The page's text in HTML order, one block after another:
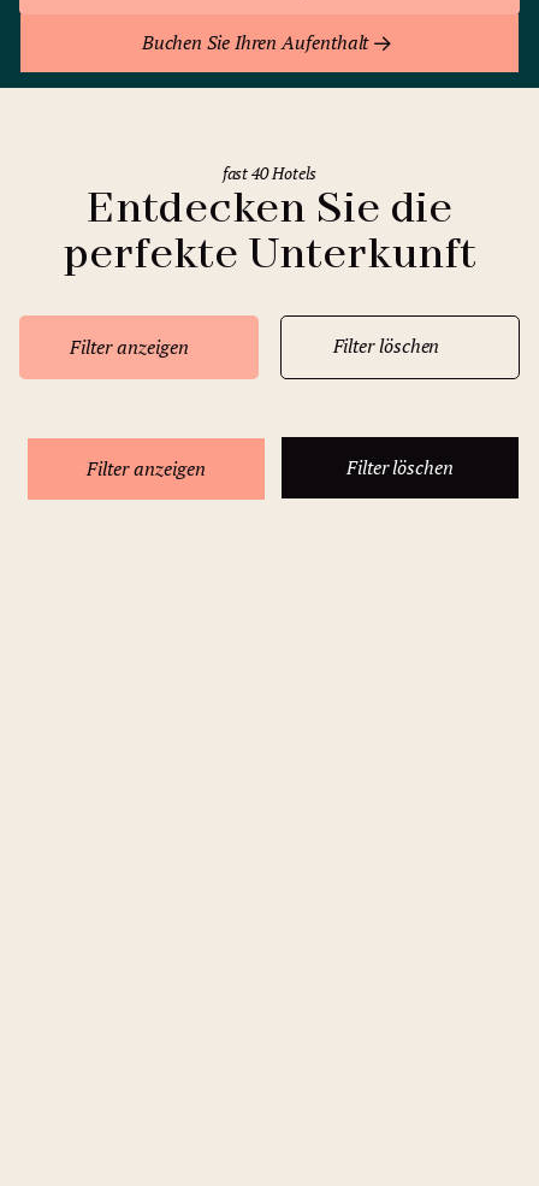
Buchen Sie Ihren Aufenthalt
Entdecken Sie die
perfekte Unterkunft
fast 40 Hotels
Filter anzeigen
Filter anzeigen
Filter löschen
Filter löschen